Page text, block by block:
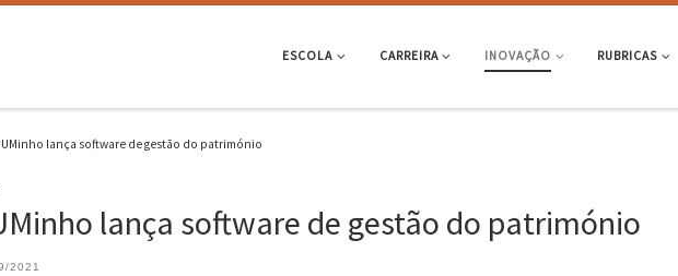
ESCOLA CARREIRA INOVAÇÃO RUBRICAS
lança software de gestão do património
lança software de gestão do património
2021